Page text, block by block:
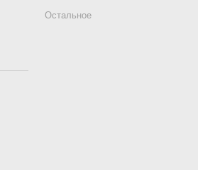
Остальное